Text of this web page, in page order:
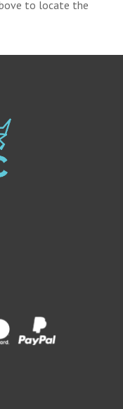
to locate the